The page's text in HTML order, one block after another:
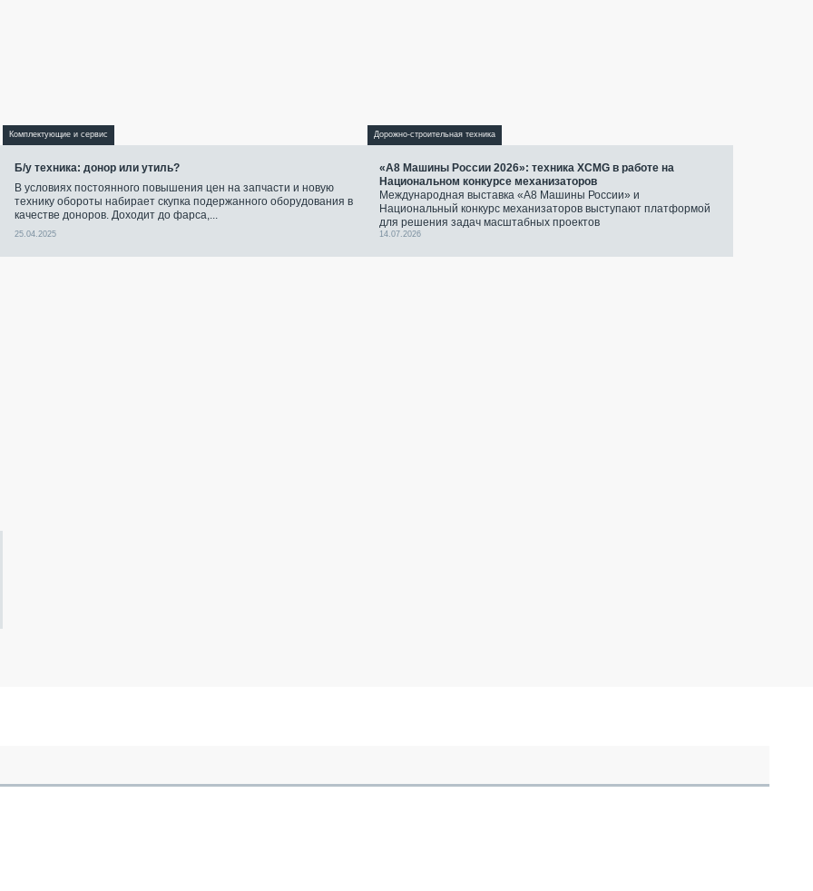
Комплектующие и сервис
Б/у техника: донор или утиль?
В условиях постоянного повышения цен на запчасти и новую
технику обороты набирает скупка подержанного оборудования в
качестве доноров. Доходит до фарса,...
25.04.2025
Дорожно-строительная техника
«А8 Машины России 2026»: техника XCMG в работе на
Национальном конкурсе механизаторов
Международная выставка «А8 Машины России» и
Национальный конкурс механизаторов выступают платформой
для решения задач масштабных проектов
14.07.2026